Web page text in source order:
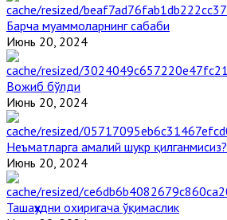
Барча муаммоларнинг сабаби
Июнь 20, 2024
Вожиб бўлди
Июнь 20, 2024
Неъматларга амалий шукр қилганмисиз?
Июнь 20, 2024
Ташаҳҳудни охиригача ўқимаслик